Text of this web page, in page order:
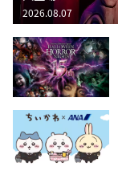
2026.08.07